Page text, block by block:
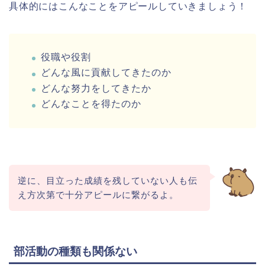
具体的にはこんなことをアピールしていきましょう！
役職や役割
どんな風に貢献してきたのか
どんな努力をしてきたか
どんなことを得たのか
逆に、目立った成績を残していない人も伝
え方次第で十分アピールに繋がるよ。
部活動の種類も関係ない